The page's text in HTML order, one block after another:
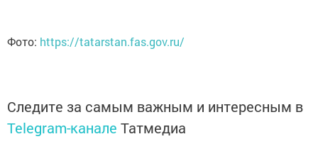
Фото: https://tatarstan.fas.gov.ru/
Следите за самым важным и интересным в
Telegram-канале Татмедиа